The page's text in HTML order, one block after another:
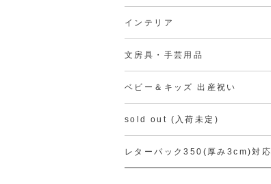
インテリア
文房具・手芸用品
ベビー＆キッズ 出産祝い
sold out (入荷未定)
レターパック350(厚み3cm)対応